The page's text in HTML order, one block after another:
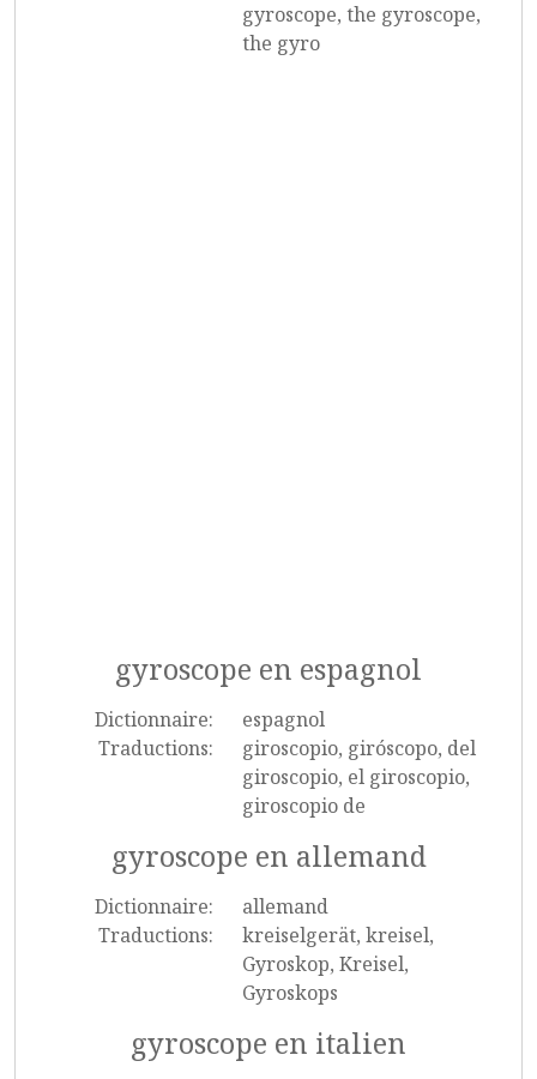
gyroscope, the gyroscope,
the gyro
gyroscope en espagnol
Dictionnaire:
espagnol
Traductions:
giroscopio, giróscopo, del
giroscopio, el giroscopio,
giroscopio de
gyroscope en allemand
Dictionnaire:
allemand
Traductions:
kreiselgerät, kreisel,
Gyroskop, Kreisel,
Gyroskops
gyroscope en italien